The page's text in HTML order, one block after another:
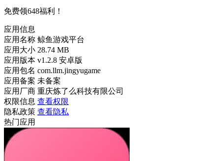
免费领648福利！
应用信息
应用名称 鲸鱼游戏平台
应用大小 28.74 MB
应用版本 v1.2.8 安卓版
应用包名 com.llm.jingyugame
应用备案 未备案
应用厂商 重庆炼了么科技有限公司
权限信息 查看权限
隐私政策 查看隐私
热门应用